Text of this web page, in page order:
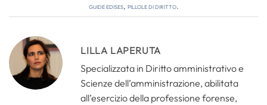
guide edises, pillole di diritto.
LILLA LAPERUTA
Specializzata in Diritto amministrativo e
Scienze dell’amministrazione, abilitata
all’esercizio della professione forense,